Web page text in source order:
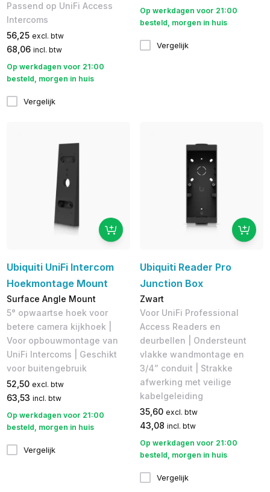
Passend op UniFi Access
Intercoms
56,25 excl. btw
68,06 incl. btw
Op werkdagen voor 21:00
besteld, morgen in huis
Vergelijk
Op werkdagen voor 21:00
besteld, morgen in huis
Vergelijk
Ubiquiti UniFi Intercom
Hoekmontage Mount
Surface Angle Mount
5° opwaartse hoek voor
betere camera kijkhoek |
Voor opbouwmontage van
UniFi Intercoms | Geschikt
voor buitengebruik
52,50 excl. btw
63,53 incl. btw
Op werkdagen voor 21:00
besteld, morgen in huis
Vergelijk
Ubiquiti Reader Pro
Junction Box
Zwart
Voor UniFi Professional
Access Readers en
deurbellen | Ondersteunt
vlakke wandmontage en
3/4” conduit | Strakke
afwerking met veilige
kabelgeleiding
35,60 excl. btw
43,08 incl. btw
Op werkdagen voor 21:00
besteld, morgen in huis
Vergelijk